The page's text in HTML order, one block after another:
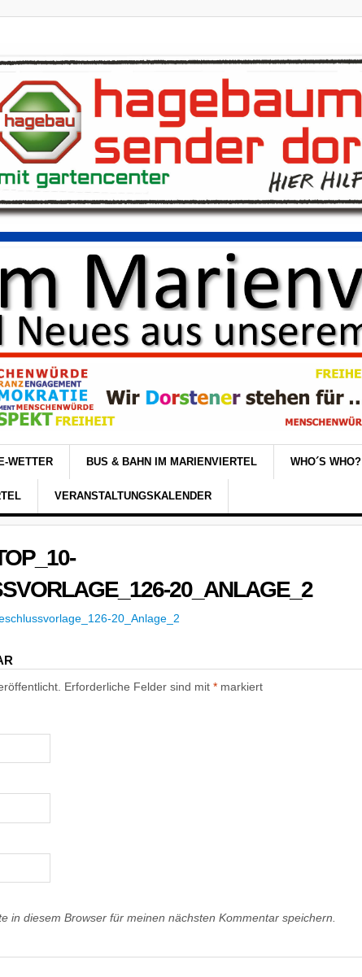
WETTER BUS & BAHN IM MARIENVIERTEL WHO´S WHO?
VERANSTALTUNGSKALENDER
20_ANLAGE_2
20_Anlage_2
Erforderliche Felder sind mit * markiert
in diesem Browser für meinen nächsten Kommentar speichern.